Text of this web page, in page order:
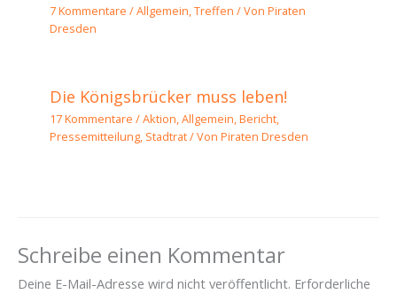
7 Kommentare /Allgemein,Treffen / VonPiraten
Dresden
Die Königsbrücker muss leben!
17 Kommentare /Aktion,Allgemein,Bericht,
Pressemitteilung, Stadtrat/ VonPiraten Dresden
Schreibe einen Kommentar
Deine E-Mail-Adresse wird nicht veröffentlicht. Erforderliche